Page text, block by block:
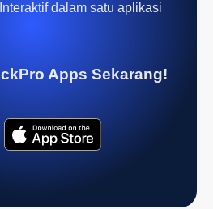
dalam satu aplikasi
Apps Sekarang!